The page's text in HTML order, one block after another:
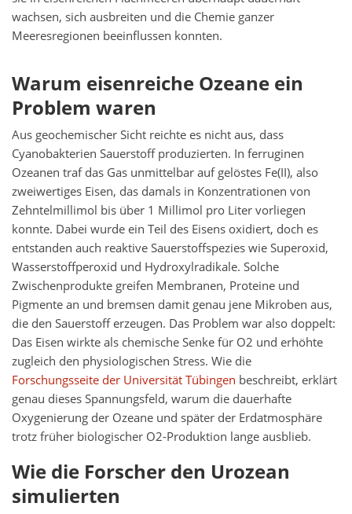
wachsen, sich ausbreiten und die Chemie ganzer
Meeresregionen beeinflussen konnten.
Warum eisenreiche Ozeane ein
Problem waren
Aus geochemischer Sicht reichte es nicht aus, dass
Cyanobakterien Sauerstoff produzierten. In ferruginen
Ozeanen traf das Gas unmittelbar auf gelöstes Fe(II), also
zweiwertiges Eisen, das damals in Konzentrationen von
Zehntelmillimol bis über 1 Millimol pro Liter vorliegen
konnte. Dabei wurde ein Teil des Eisens oxidiert, doch es
entstanden auch reaktive Sauerstoffspezies wie Superoxid,
Wasserstoffperoxid und Hydroxylradikale. Solche
Zwischenprodukte greifen Membranen, Proteine und
Pigmente an und bremsen damit genau jene Mikroben aus,
die den Sauerstoff erzeugen. Das Problem war also doppelt:
Das Eisen wirkte als chemische Senke für O2 und erhöhte
zugleich den physiologischen Stress. Wie die
Forschungsseite der Universität Tübingen beschreibt, erklärt
genau dieses Spannungsfeld, warum die dauerhafte
Oxygenierung der Ozeane und später der Erdatmosphäre
trotz früher biologischer O2-Produktion lange ausblieb.
Wie die Forscher den Urozean
simulierten